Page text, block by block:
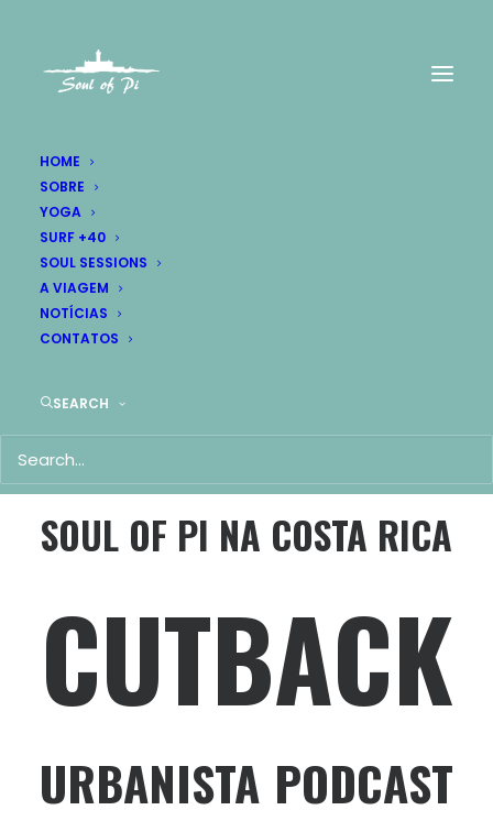
HOME
SOBRE
YOGA
SURF +40
SOUL SESSIONS
A VIAGEM
NOTÍCIAS
CONTATOS
SEARCH
NOTÍCIAS SOUL OF PI
UM DESAFIO… UMA FOTOGRAFIA
GRATIDÃO
SOUL OF PI NA COSTA RICA
CUTBACK
URBANISTA PODCAST